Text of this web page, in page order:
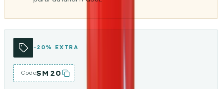
-20% EXTRA
CodeSM20